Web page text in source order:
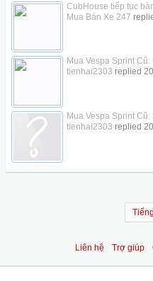
CubHouse tiếp tục
Mua Bán Xe 247
Mua Vespa Sprint
tienhai2303 replied
Mua Vespa Sprint
tienhai2303 replied
Liên hệ Trợ giúp